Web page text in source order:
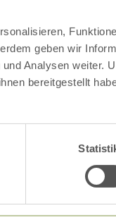
geben wir
Analysen weiter.
bereitgestellt
zu Radtouren in